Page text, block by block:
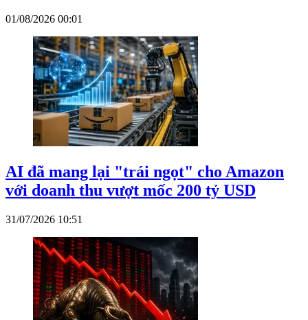
01/08/2026 00:01
AI đã mang lại "trái ngọt" cho Amazon
với doanh thu vượt mốc 200 tỷ USD
31/07/2026 10:51